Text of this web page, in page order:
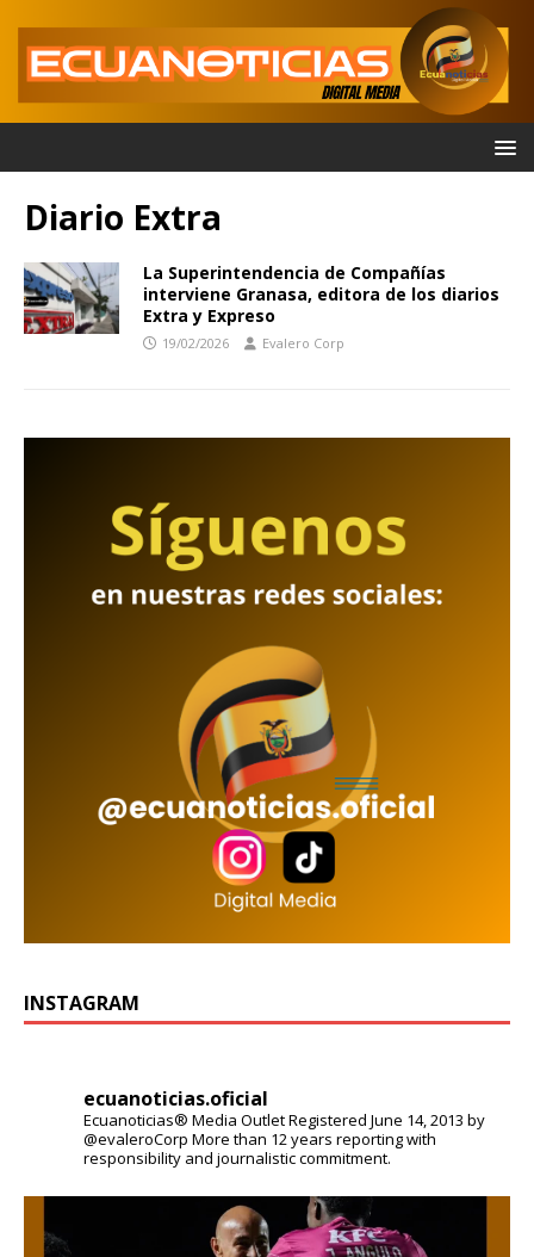
Diario Extra
La Superintendencia de Compañías
interviene Granasa, editora de los diarios
Extra y Expreso
19/02/2026 Evalero Corp
INSTAGRAM
ecuanoticias.oficial
Ecuanoticias® Media OutletRegistered June 14, 2013 by
@evaleroCorp More than 12 years reporting with
responsibility and journalistic commitment.